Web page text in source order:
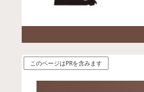
このページはPRを含みます